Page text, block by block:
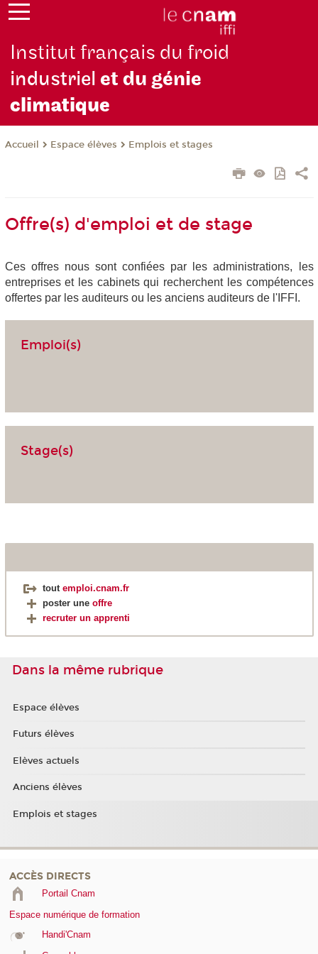
Institut français du froid
industrielet du génie
climatique
Accueil Espace élèves Emplois et stages
Offre(s) d'emploi et de stage
Ces offres nous sont confiées par les administrations, les
entreprises et les cabinets qui recherchent les compétences
offertes par les auditeurs ou les anciens auditeurs de l'IFFI.
Emploi(s)
Stage(s)
tout emploi.cnam.fr
poster une offre
recruter un apprenti
Dans la même rubrique
Espace élèves
Futurs élèves
Elèves actuels
Anciens élèves
Emplois et stages
ACCÈS DIRECTS
Portail Cnam
Espace numérique de formation
Handi'Cnam